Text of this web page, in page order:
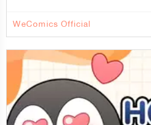
WeComics Official